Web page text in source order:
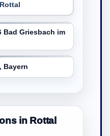
Bad Griesbach im
Bayern
in Rottal